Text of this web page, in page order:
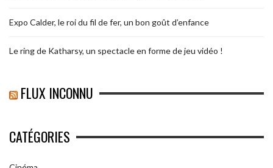
Expo Calder, le roi du fil de fer, un bon goût d’enfance
Le ring de Katharsy, un spectacle en forme de jeu vidéo !
FLUX INCONNU
CATÉGORIES